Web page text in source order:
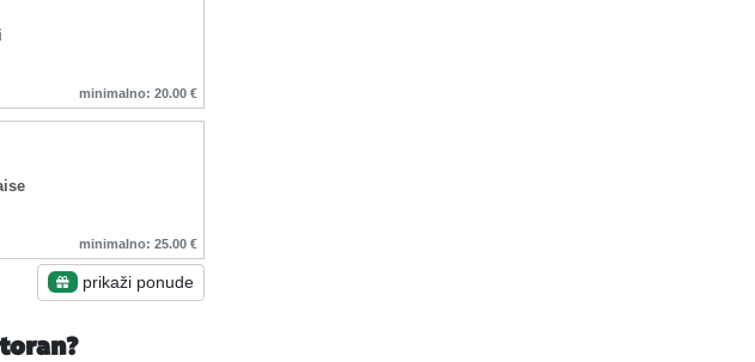
minimalno: 20.00 €
minimalno: 25.00 €
prikaži ponude